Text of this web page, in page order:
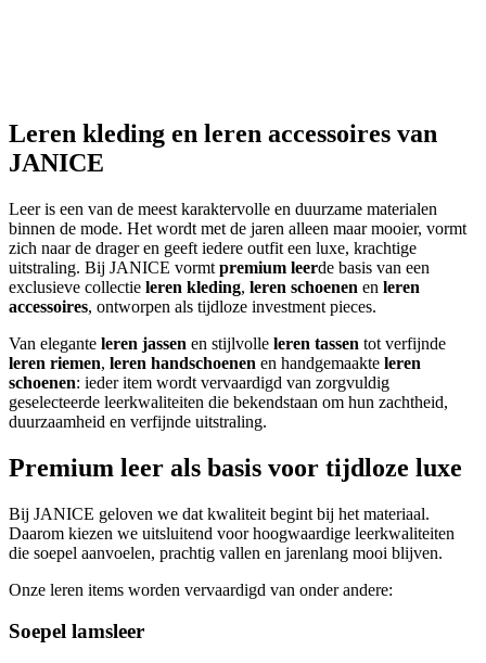
Leren kleding en leren accessoires van
JANICE
Leer is een van de meest karaktervolle en duurzame materialen
binnen de mode. Het wordt met de jaren alleen maar mooier, vormt
zich naar de drager en geeft iedere outfit een luxe, krachtige
uitstraling. Bij JANICE vormt premium leerde basis van een
exclusieve collectie leren kleding, leren schoenen en leren
accessoires, ontworpen als tijdloze investment pieces.
Van elegante leren jassen en stijlvolle leren tassen tot verfijnde
leren riemen, leren handschoenen en handgemaakte leren
schoenen: ieder item wordt vervaardigd van zorgvuldig
geselecteerde leerkwaliteiten die bekendstaan om hun zachtheid,
duurzaamheid en verfijnde uitstraling.
Premium leer als basis voor tijdloze luxe
Bij JANICE geloven we dat kwaliteit begint bij het materiaal.
Daarom kiezen we uitsluitend voor hoogwaardige leerkwaliteiten
die soepel aanvoelen, prachtig vallen en jarenlang mooi blijven.
Onze leren items worden vervaardigd van onder andere:
Soepel lamsleer